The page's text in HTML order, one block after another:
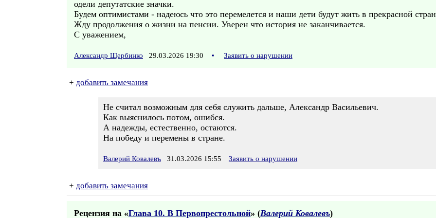
одели депутатские значки.
Будем оптимистами - надеюсь что это перемелется и наши дети будут жить в прекрасной
Жду продолжения о жизни на пенсии. Уверен что история не заканчивается.
С уважением,
Александр Щербинко 29.03.2026 19:30 • Заявить о нарушении
+ добавить замечания
Не считал возможным для себя служить дальше, Александр Васильевич.
Как выяснилось потом, ошибся.
А надежды, естественно, остаются.
На победу и перемены в стране.
Валерий Ковалевъ 31.03.2026 15:55 Заявить о нарушении
+ добавить замечания
Рецензия на «Глава 10. В Первопрестольной» (Валерий Ковалевъ)